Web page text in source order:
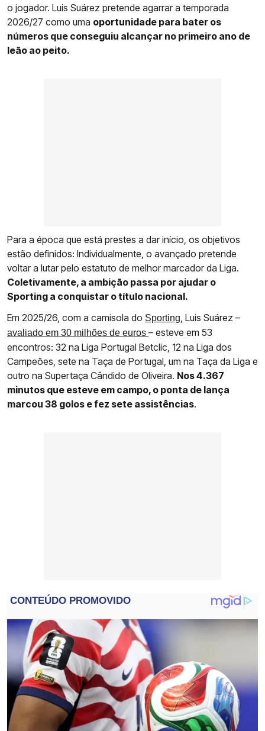
o jogador. Luis Suárez pretende agarrar a temporada
2026/27 como uma oportunidade para bater os
números que conseguiu alcançar no primeiro ano de
leão ao peito.
Para a época que está prestes a dar início, os objetivos
estão definidos: Individualmente, o avançado pretende
voltar a lutar pelo estatuto de melhor marcador da Liga.
Coletivamente, a ambição passa por ajudar o
Sporting a conquistar o título nacional.
Em 2025/26, com a camisola do Sporting , Luis Suárez –
avaliado em 30 milhões de euros – esteve em 53
encontros: 32 na Liga Portugal Betclic, 12 na Liga dos
Campeões, sete na Taça de Portugal, um na Taça da Liga e
outro na Supertaça Cândido de Oliveira. Nos 4.367
minutos que esteve em campo, o ponta de lança
marcou 38 golos e fez sete assistências.